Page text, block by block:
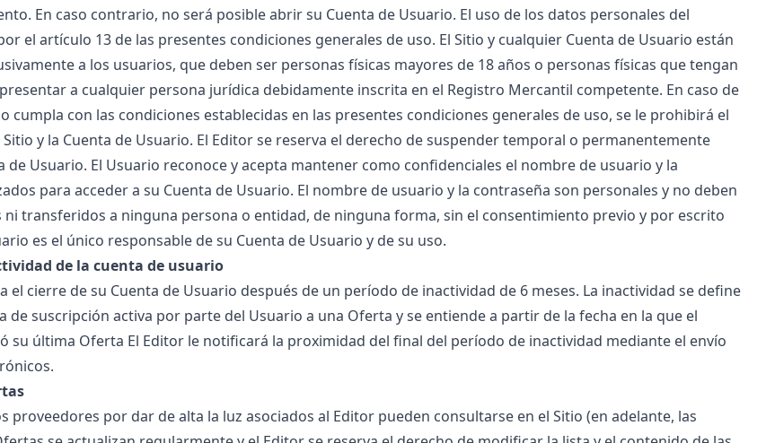
En caso contrario, no será posible abrir su Cuenta de Usuario. El uso de los datos personales del
el artículo 13 de las presentes condiciones generales de uso. El Sitio y cualquier Cuenta de Usuario están
a los usuarios, que deben ser personas físicas mayores de 18 años o personas físicas que tengan
a cualquier persona jurídica debidamente inscrita en el Registro Mercantil competente. En caso de
cumpla con las condiciones establecidas en las presentes condiciones generales de uso, se le prohibirá el
Sitio y la Cuenta de Usuario. El Editor se reserva el derecho de suspender temporal o permanentemente
de Usuario. El Usuario reconoce y acepta mantener como confidenciales el nombre de usuario y la
para acceder a su Cuenta de Usuario. El nombre de usuario y la contraseña son personales y no deben
transferidos a ninguna persona o entidad, de ninguna forma, sin el consentimiento previo y por escrito
es el único responsable de su Cuenta de Usuario y de su uso.
de la cuenta de usuario
el cierre de su Cuenta de Usuario después de un período de inactividad de 6 meses. La inactividad se define
de suscripción activa por parte del Usuario a una Oferta y se entiende a partir de la fecha en la que el
su última Oferta El Editor le notificará la proximidad del final del período de inactividad mediante el envío
proveedores por dar de alta la luz asociados al Editor pueden consultarse en el Sitio (en adelante, las